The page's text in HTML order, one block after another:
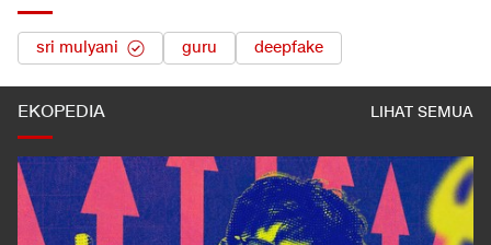
sri mulyani guru deepfake
EKOPEDIA LIHAT SEMUA